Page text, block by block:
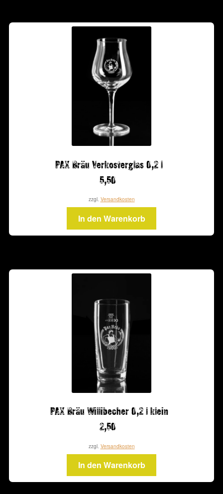
PAX Bräu Verkosterglas 0,2 l
5,50
zzgl. Versandkosten
In den Warenkorb
PAX Bräu Willibecher 0,2 l klein
2,50
zzgl. Versandkosten
In den Warenkorb